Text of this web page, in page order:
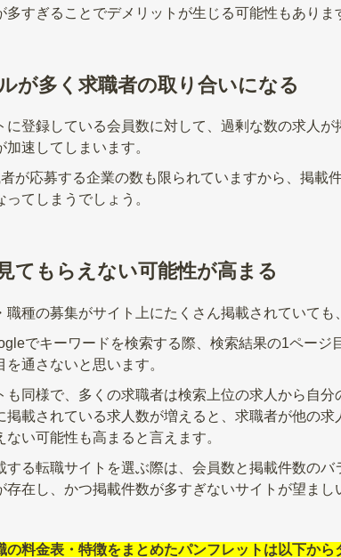
多すぎることでデメリットが生じる可能性もありま
が多く求職者の取り合いになる
に登録している会員数に対して、過剰な数の求人
加速してしまいます。
が応募する企業の数も限られていますから、掲載
ってしまうでしょう。
てもらえない可能性が高まる
職種の募集がサイト上にたくさん掲載されていても
でキーワードを検索する際、検索結果の1ページ
を通さないと思います。
も同様で、多くの求職者は検索上位の求人から自分
掲載されている求人数が増えると、求職者が他の
ない可能性も高まると言えます。
する転職サイトを選ぶ際は、会員数と掲載件数の
存在し、かつ掲載件数が多すぎないサイトが望まし
料金表・特徴をまとめたパンフレットは以下から